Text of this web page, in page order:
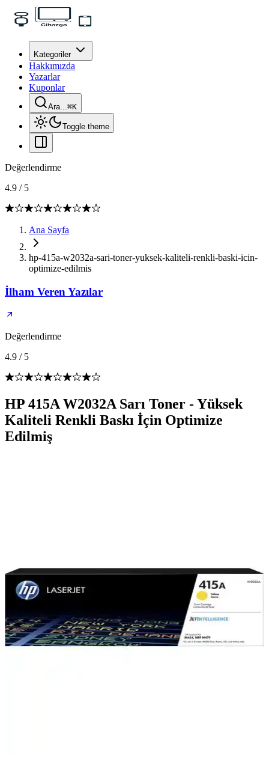
Kategoriler
Hakkımızda
Yazarlar
Kuponlar
Ara...⌘K
Toggle theme
Değerlendirme
4.9 / 5
Ana Sayfa
hp-415a-w2032a-sari-toner-yuksek-kaliteli-renkli-baski-icin-
optimize-edilmis
İlham Veren Yazılar
Değerlendirme
4.9 / 5
HP 415A W2032A Sarı Toner - Yüksek
Kaliteli Renkli Baskı İçin Optimize
Edilmiş